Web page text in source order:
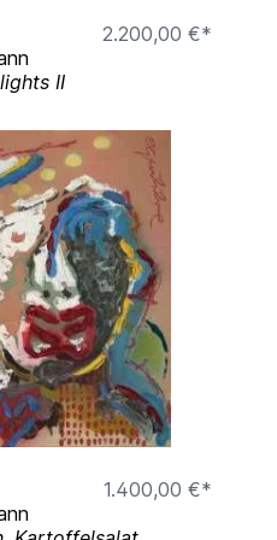
Osnabrück
Junge Kunst
Osnabrück
mit BBK
2.200,00 €*
II
1.400,00 €*